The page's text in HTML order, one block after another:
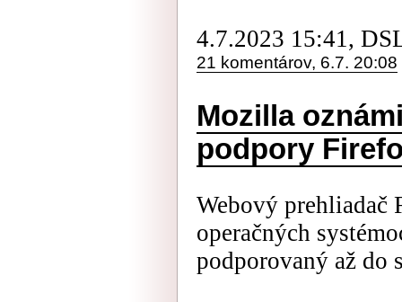
4.7.2023 15:41,
21 komentárov, 6.7. 20:08
Mozilla
podpory
Webový prehliadač
operačných
podporovaný až do